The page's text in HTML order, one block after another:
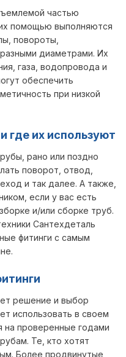
частью
помощью выполняются
повороты,
диаметрами. Их
газа, водопровода и
обеспечить
при низкой
где их используют
рано или поздно
поворот, отвод,
и так далее. А также,
если у вас есть
и/или сборке труб.
Сантехдеталь
фитинги с самым
решение и выбор
использовать в своем
проверенные годами
Те, кто хотят
Более продвинутые